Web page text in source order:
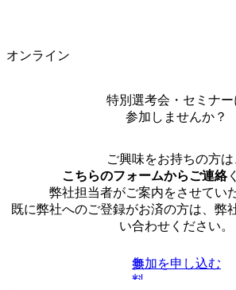
オンライン
特別選考会・セミナー
参加しませんか？
ご興味をお持ちの方は
こちらのフォームからご連絡
弊社担当者がご案内をさせてい
既に弊社へのご登録がお済の方は、弊
い合わせください。
無
料
参加を申し込む